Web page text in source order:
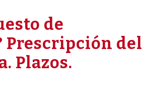
de
Prescripción del
Plazos.